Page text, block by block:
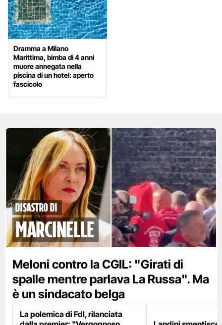
Dramma a Milano
Marittima, bimba di 4 anni
muore annegata nella
piscina di un hotel: aperto
fascicolo
disastro di
marcinelle
Meloni contro la CGIL: "Girati di
spalle mentre parlava La Russa". Ma
è un sindacato belga
La polemica di FdI, rilanciata